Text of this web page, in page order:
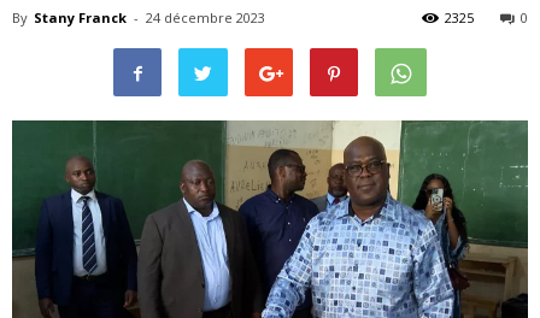
By Stany Franck - 24 décembre 2023 0
2325